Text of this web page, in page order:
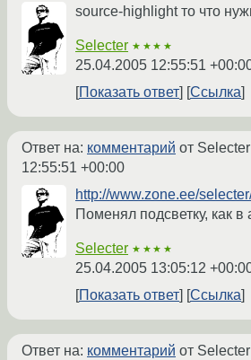
source-highlight то что
Selecter ★★★★
25.04.2005 12:55:51
Показать ответ Ссылка
Ответ на: комментарий от Selecter
12:55:51 +00:00
http://www.zone.ee/
Поменял подсветку, как в
Selecter ★★★★
25.04.2005 13:05:12
Показать ответ Ссылка
Ответ на: комментарий от Selecter